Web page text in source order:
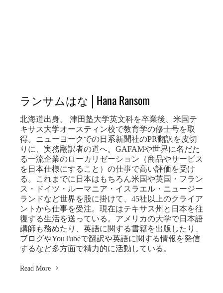
ランサムはな│Hana Ransom
北海道出身。 津田塾大学英文科を卒業後、米国テ
キサス大学オースティン校で教育学の修士号を取
得。ニューヨークでの日系新聞社のPR翻訳を皮切
りに、実務翻訳者の道へ。GAFAMや世界に名だた
る一流企業のローカリゼーション（商品やサービス
を日本仕様にすること）の仕事で高い評価を受け
る。これまでに日本はもちろん米国や英国・フラン
ス・ドイツ・ルーマニア・イスラエル・ニュージー
ランドなど世界を股に掛けて、45社以上のクライア
ントから仕事を受注。現在はテキサス州と日本を往
復する生活を送っている。アメリカの大学で日本語
講師も務めたり、英語に関する書籍を出版したり、
ブログやYouTubeで翻訳や英語に関する情報を発信
するなど多方面で精力的に活動している。
Read More